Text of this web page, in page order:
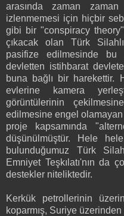
arasında zaman zaman
izlenmemesi için hiçbir
gibi bir "conspiracy
çıkacak olan Türk
pasifize edilmesinde bu
devletten istihbarat
buna bağlı bir harekettir.
evlerine kamera
görüntülerinin
edilmesine engel
proje kapsamında
düşünülmüştür. Hele
bulunduğumuz Türk
Emniyet Teşkılatı'nın da
destekler niteliktedir.
Kerkük petrollerinin
koparmış, Suriye